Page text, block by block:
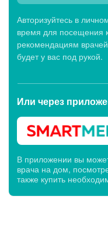
Авторизуйтесь в
время для посещения
рекомендациям
будет у вас под рукой.
Или через
В приложении вы
врача на дом,
также купить